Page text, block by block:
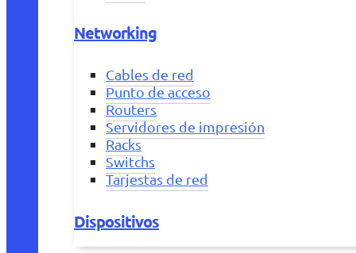
Networking
Cables de red
Punto de acceso
Routers
Servidores de impresión
Racks
Switchs
Tarjestas de red
Dispositivos